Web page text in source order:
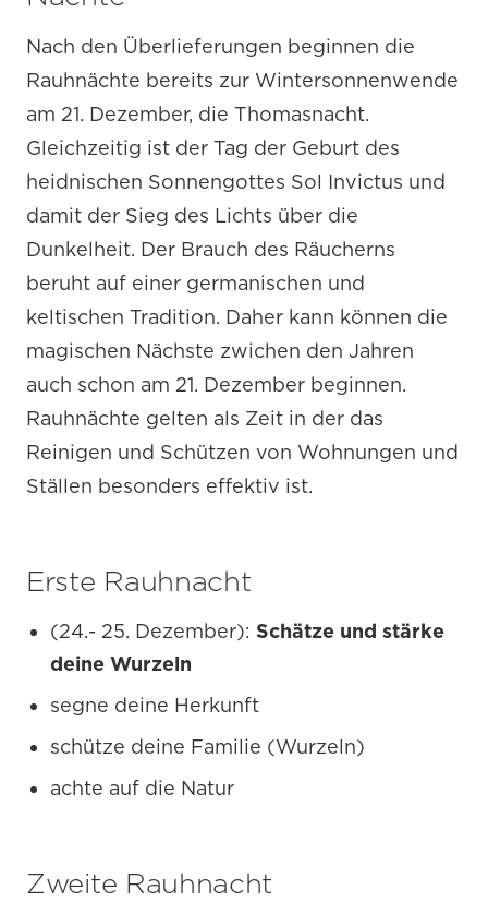
Nach den Überlieferungen beginnen die
Rauhnächte bereits zur Wintersonnenwende
am 21. Dezember, die Thomasnacht.
Gleichzeitig ist der Tag der Geburt des
heidnischen Sonnengottes Sol Invictus und
damit der Sieg des Lichts über die
Dunkelheit. Der Brauch des Räucherns
beruht auf einer germanischen und
keltischen Tradition. Daher kann können die
magischen Nächste zwichen den Jahren
auch schon am 21. Dezember beginnen.
Rauhnächte gelten als Zeit in der das
Reinigen und Schützen von Wohnungen und
Ställen besonders effektiv ist.
Erste Rauhnacht
(24.- 25. Dezember): Schätze und stärke
deine Wurzeln
segne deine Herkunft
schütze deine Familie (Wurzeln)
achte auf die Natur
Zweite Rauhnacht